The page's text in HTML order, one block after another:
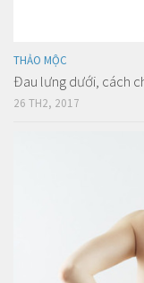
THẢO MỘC
Đau lưng dưới, cách
26 TH2, 2017